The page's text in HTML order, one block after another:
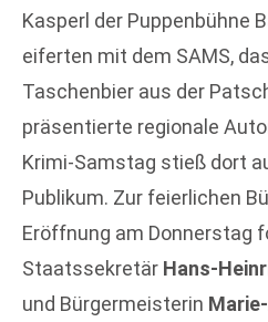
Kasperl der Puppenbühne
eiferten mit dem SAMS,
Taschenbier aus der
präsentierte regionale
Krimi-Samstag stieß dort
Publikum. Zur feierlichen
Eröffnung am Donnerstag
Staatssekretär Hans-
und Bürgermeisterin